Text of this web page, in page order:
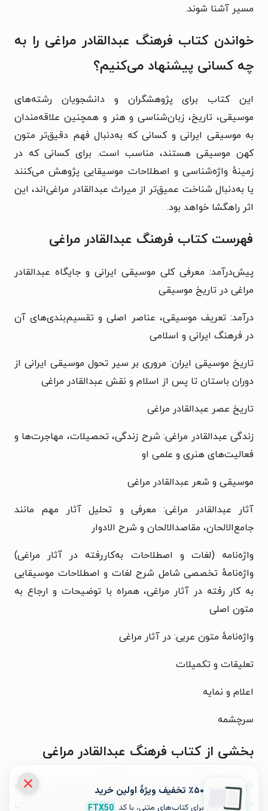
مسیر آشنا شوند.
خواندن کتاب فرهنگ عبدالقادر مراغی را به
چه کسانی پیشنهاد می‌کنیم؟
این کتاب برای پژوهشگران و دانشجویان رشته‌های
موسیقی، تاریخ، زبان‌شناسی و هنر و همچنین علاقه‌مندان
به موسیقی ایرانی و کسانی که به‌دنبال فهم دقیق‌تر متون
کهن موسیقی هستند، مناسب است. برای کسانی که در
زمینهٔ واژه‌شناسی و اصطلاحات موسیقایی پژوهش می‌کنند
یا به‌دنبال شناخت عمیق‌تر از میراث عبدالقادر مراغی‌اند، این
اثر راهگشا خواهد بود.
فهرست کتاب فرهنگ عبدالقادر مراغی
پیش‌درآمد: معرفی کلی موسیقی ایرانی و جایگاه عبدالقادر
مراغی در تاریخ موسیقی
درآمد: تعریف موسیقی، عناصر اصلی و تقسیم‌بندی‌های آن
در فرهنگ ایرانی و اسلامی
تاریخ موسیقی ایران: مروری بر سیر تحول موسیقی ایرانی از
دوران باستان تا پس از اسلام و نقش عبدالقادر مراغی
تاریخ عصر عبدالقادر مراغی
زندگی‌ عبدالقادر مراغی: شرح زندگی، تحصیلات، مهاجرت‌ها و
فعالیت‌های هنری و علمی او
موسیقی و شعر عبدالقادر مراغی
آثار عبدالقادر مراغی: معرفی و تحلیل آثار مهم مانند
جامع‌الالحان، مقاصدالالحان و شرح الادوار
واژه‌نامه (لغات و اصطلاحات به‌کاررفته در آثار مراغی)
واژه‌نامهٔ تخصصی شامل شرح لغات و اصطلاحات موسیقایی
به کار رفته در آثار مراغی، همراه با توضیحات و ارجاع به
متون اصلی
واژه‌نامهٔ متون عربی: در آثار مراغی
تعلیقات و تکمیلات
اعلام و نمایه
سرچشمه
بخشی از کتاب فرهنگ عبدالقادر مراغی
«چنان که گذشت، جنگ و ستیزهای آل جلایر در آغاز و
خون‌ریزی‌های امیرتیمور گورکانی و نابه‌سامانی‌های پس از آن
٪۵۰ تخفیف ویژۀ اولین خرید
برای کتاب‌های متنی، با کد FTX50